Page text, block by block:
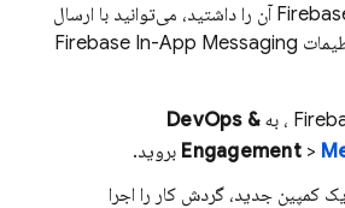
(FID) آن را داشتید، می‌توانید با ارسال
Firebase In-App Messaging
، بهDevOps &
Engagement>
بروید.
یک کمپین جدید، گردش کار را اجرا